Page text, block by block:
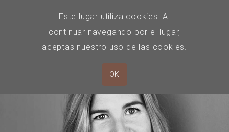
Este lugar utiliza cookies. Al
continuar navegando por el lugar,
aceptas nuestro uso de las cookies.
OK